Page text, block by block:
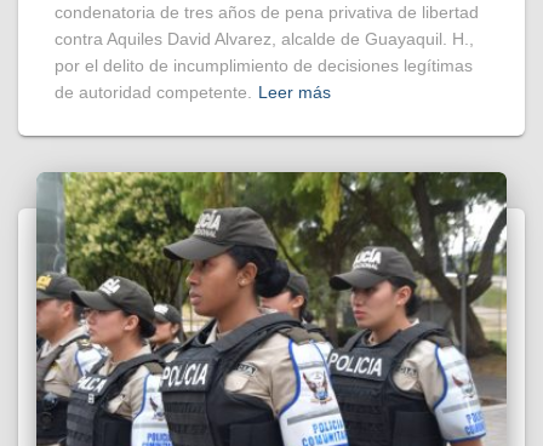
condenatoria de tres años de pena privativa de libertad
contra Aquiles David Alvarez, alcalde de Guayaquil. H.,
por el delito de incumplimiento de decisiones legítimas
de autoridad competente.
Leer más